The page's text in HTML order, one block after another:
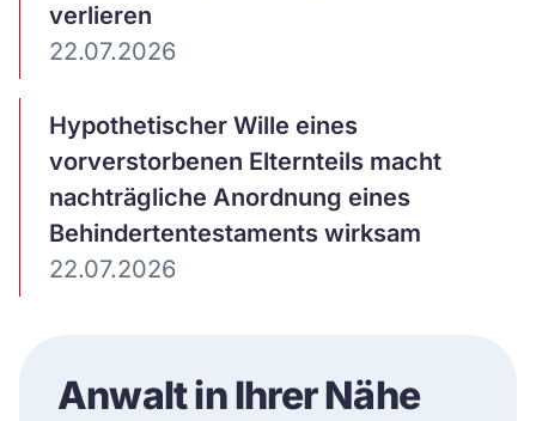
verlieren
22.07.2026
Hypothetischer Wille eines
vorverstorbenen Elternteils macht
nachträgliche Anordnung eines
Behindertentestaments wirksam
22.07.2026
Anwalt in Ihrer Nähe